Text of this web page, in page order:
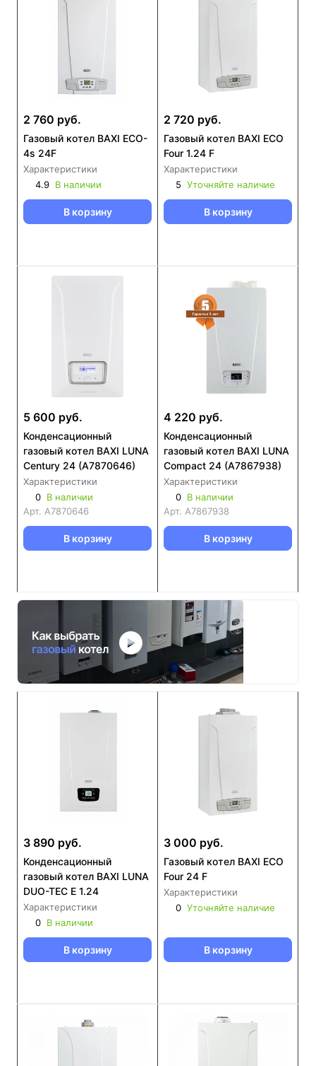
2 760 руб.
Газовый котел BAXI ECO-
4s 24F
Характеристики
4.9 В наличии
В корзину
2 720 руб.
Газовый котел BAXI ECO
Four 1.24 F
Характеристики
5 Уточняйте наличие
В корзину
5 600 руб.
Конденсационный
газовый котел BAXI LUNA
Century 24 (А7870646)
Характеристики
0 В наличии
Арт. А7870646
В корзину
4 220 руб.
Конденсационный
газовый котел BAXI LUNA
Compact 24 (А7867938)
Характеристики
0 В наличии
Арт. А7867938
В корзину
3 890 руб.
Конденсационный
газовый котел BAXI LUNA
DUO-TEC E 1.24
Характеристики
0 В наличии
В корзину
3 000 руб.
Газовый котел BAXI ECO
Four 24 F
Характеристики
0 Уточняйте наличие
В корзину